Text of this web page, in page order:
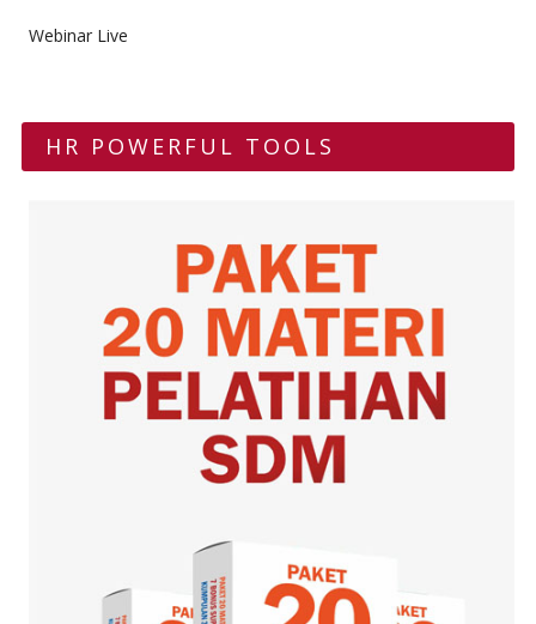
Webinar Live
HR POWERFUL TOOLS